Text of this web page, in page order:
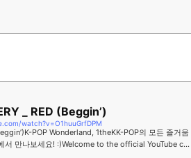
_ RED (Beggin’)
watch?v=O1huuGrfDPM
POP Wonderland, 1theKK-POP의 모든 즐거움
서 만나보세요! :)Welcome to the official YouTube ch